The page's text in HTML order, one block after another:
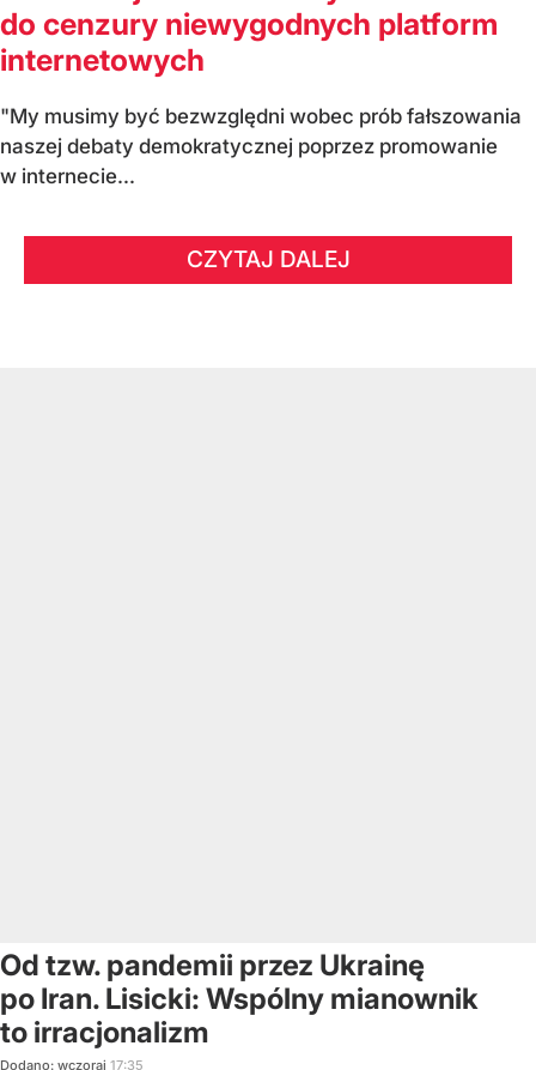
do cenzury niewygodnych platform
internetowych
"My musimy być bezwzględni wobec prób fałszowania
naszej debaty demokratycznej poprzez promowanie
w internecie...
CZYTAJ DALEJ
Od tzw. pandemii przez Ukrainę
po Iran. Lisicki: Wspólny mianownik
to irracjonalizm
Dodano: wczoraj 17:35